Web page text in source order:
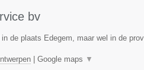
bv
de plaats Edegem, maar wel in de
| Google maps ▼